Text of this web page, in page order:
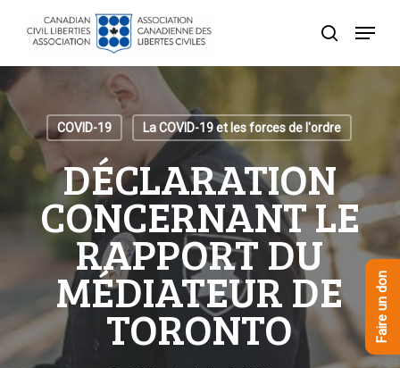
content
recherche
Menu
COVID-19 La COVID-19 et les forces de l'ordre
DÉCLARATION
CONCERNANT LE
RAPPORT DU
MÉDIATEUR DE
TORONTO Faire un don